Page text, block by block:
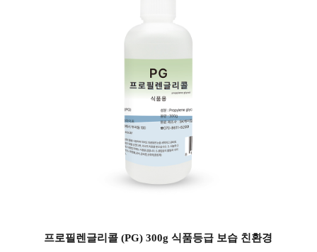
프로필렌글리콜 (PG) 300g 식품등급 보습 친환경